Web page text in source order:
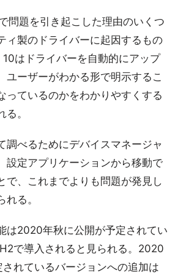
問題を引き起こした理由のいくつ
ィ製のドライバーに起因するもの
はドライバーを自動的にアップ
ユーザーがわかる形で明示するこ
っているのかをわかりやすくする
。
調べるためにデバイスマネージャ
設定アプリケーションから移動で
で、これまでよりも問題が発見し
る。
は2020年秋に公開が予定されてい
で導入されると見られる。2020
れているバージョンへの追加は